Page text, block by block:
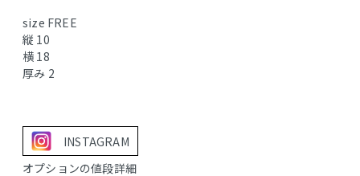
size FREE
縦 10
横 18
厚み 2
INSTAGRAM
オプションの値段詳細